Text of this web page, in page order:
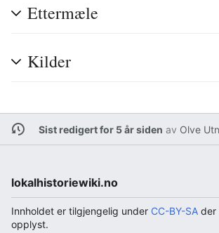
Ettermæle
Kilder
Sist redigert for 5 år siden av Olve
lokalhistoriewiki.no
Innholdet er tilgjengelig under CC-BY-SA der
opplyst.